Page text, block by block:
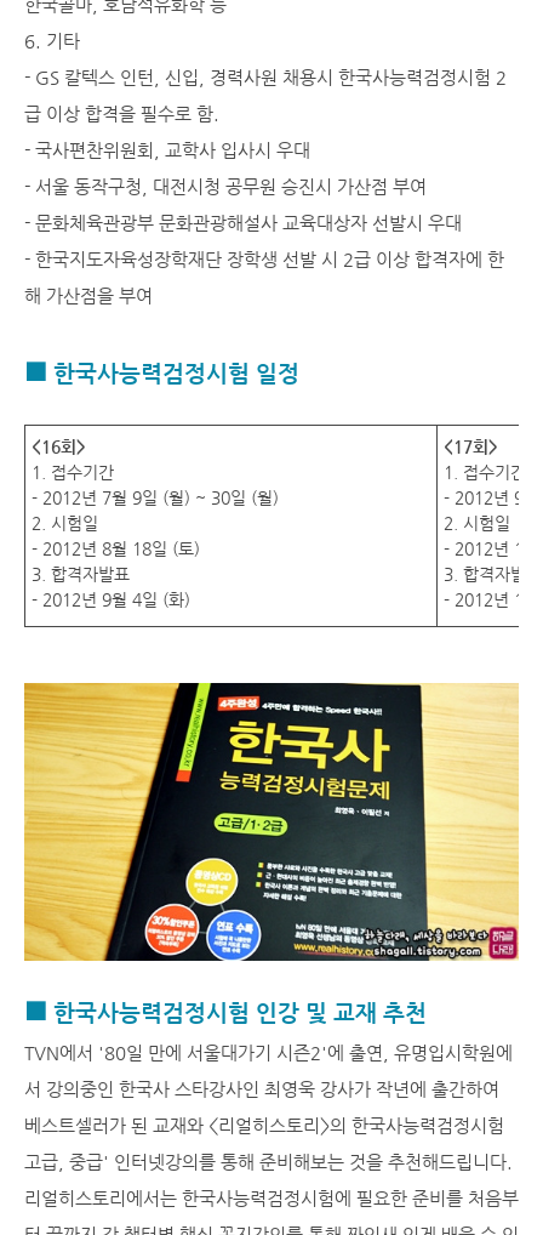
6. 기타
- GS 칼텍스 인턴, 신입, 경력사원 채용시 한국사능력검정시험 2
급 이상 합격을 필수로 함.
- 국사편찬위원회, 교학사 입사시 우대
- 서울 동작구청, 대전시청 공무원 승진시 가산점 부여
- 문화체육관광부 문화관광해설사 교육대상자 선발시 우대
- 한국지도자육성장학재단 장학생 선발 시 2급 이상 합격자에 한
해 가산점을 부여
■ 한국사능력검정시험 일정
<16회>
1. 접수기간
- 2012년 7월 9일 (월) ~ 30일 (월)
2. 시험일
- 2012년 8월 18일 (토)
3. 합격자발표
- 2012년 9월 4일 (화)
<17회>
1. 접수기간
- 2012년 9
2. 시험일
- 2012년 10
3. 합격자발표
- 2012년 11
■ 한국사능력검정시험 인강 및 교재 추천
TVN에서 '80일 만에 서울대가기 시즌2'에 출연, 유명입시학원에
서 강의중인 한국사 스타강사인 최영욱 강사가 작년에 출간하여
베스트셀러가 된 교재와 <리얼히스토리>의 한국사능력검정시험
고급, 중급' 인터넷강의를 통해 준비해보는 것을 추천해드립니다.
리얼히스토리에서는 한국사능력검정시험에 필요한 준비를 처음부